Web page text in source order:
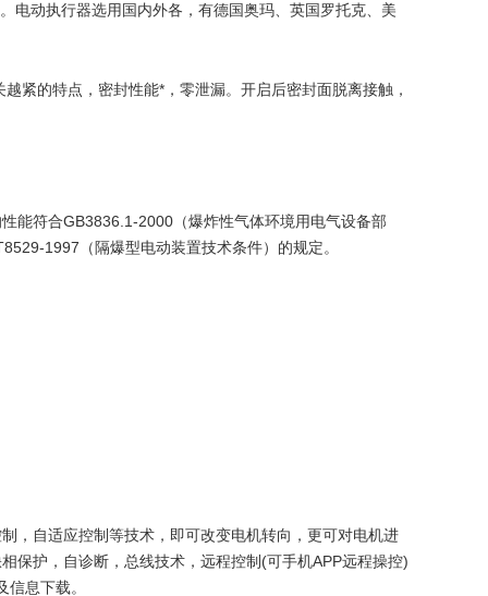
电动执行器选用国内外各，有德国奥玛、英国罗托克、美
紧的特点，密封性能*，零泄漏。开启后密封面脱离接触，
能符合GB3836.1-2000（爆炸性气体环境用电气设备部
1997（隔爆型电动装置技术条件）的规定。
，自适应控制等技术，即可改变电机转向，更可对电机进
保护，自诊断，总线技术，远程控制(可手机APP远程操控)
息下载。